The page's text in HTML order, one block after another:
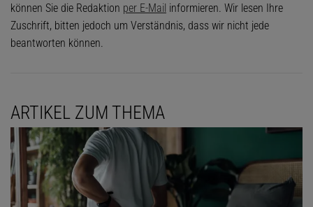
können Sie die Redaktion per E-Mail informieren. Wir lesen Ihre
Zuschrift, bitten jedoch um Verständnis, dass wir nicht jede
beantworten können.
ARTIKEL ZUM THEMA